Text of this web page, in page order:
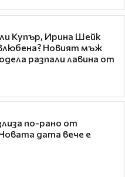
Купър, Ирина Шейк
Новият мъж
разпали лавина от
по-рано от
дата вече е